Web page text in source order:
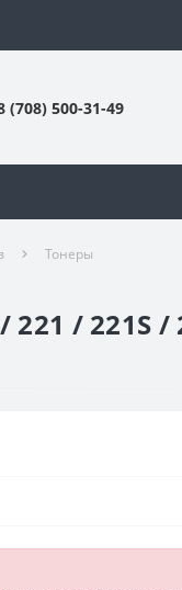
(708) 500-31-49
Тонеры
221 / 221S /